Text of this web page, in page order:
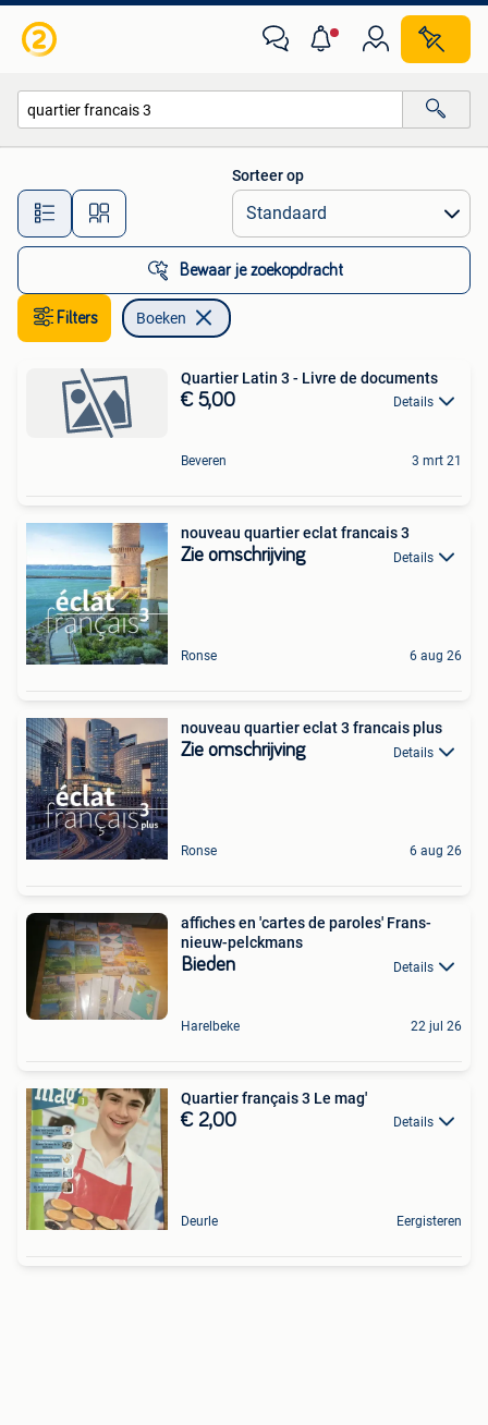
Alle afstanden…
Sorteer op
Bewaar je zoekopdracht
Filters Boeken
Quartier Latin 3 - Livre de documents
€ 5,00 Details
Beveren 3 mrt 21
nouveau quartier eclat francais 3
Zie omschrijving Details
Ronse 6 aug 26
nouveau quartier eclat 3 francais plus
Zie omschrijving Details
Ronse 6 aug 26
affiches en 'cartes de paroles' Frans-
nieuw-pelckmans
Bieden Details
Harelbeke 22 jul 26
Quartier français 3 Le mag'
€ 2,00 Details
Deurle Eergisteren